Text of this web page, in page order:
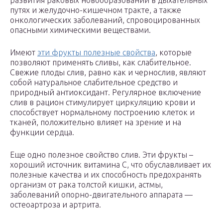
путях и желудочно-кишечном тракте, а также
онкологических заболеваний, спровоцированных
опасными химическими веществами.
Имеют эти фрукты полезные свойства, которые
позволяют применять сливы, как слабительное.
Свежие плоды слив, равно как и чернослив, являют
собой натуральное слабительное средство и
природный антиоксидант. Регулярное включение
слив в рацион стимулирует циркуляцию крови и
способствует нормальному построению клеток и
тканей, положительно влияет на зрение и на
функции сердца.
Еще одно полезное свойство слив. Эти фрукты –
хороший источник витамина С, что обуславливает их
полезные качества и их способность предохранять
организм от рака толстой кишки, астмы,
заболеваний опорно-двигательного аппарата —
остеоартроза и артрита.